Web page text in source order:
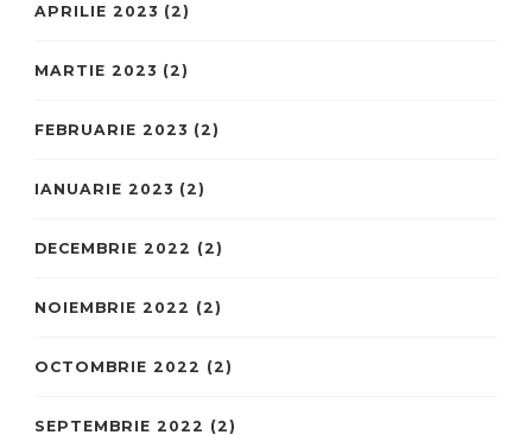
APRILIE 2023 (2)
MARTIE 2023 (2)
FEBRUARIE 2023 (2)
IANUARIE 2023 (2)
DECEMBRIE 2022 (2)
NOIEMBRIE 2022 (2)
OCTOMBRIE 2022 (2)
SEPTEMBRIE 2022 (2)